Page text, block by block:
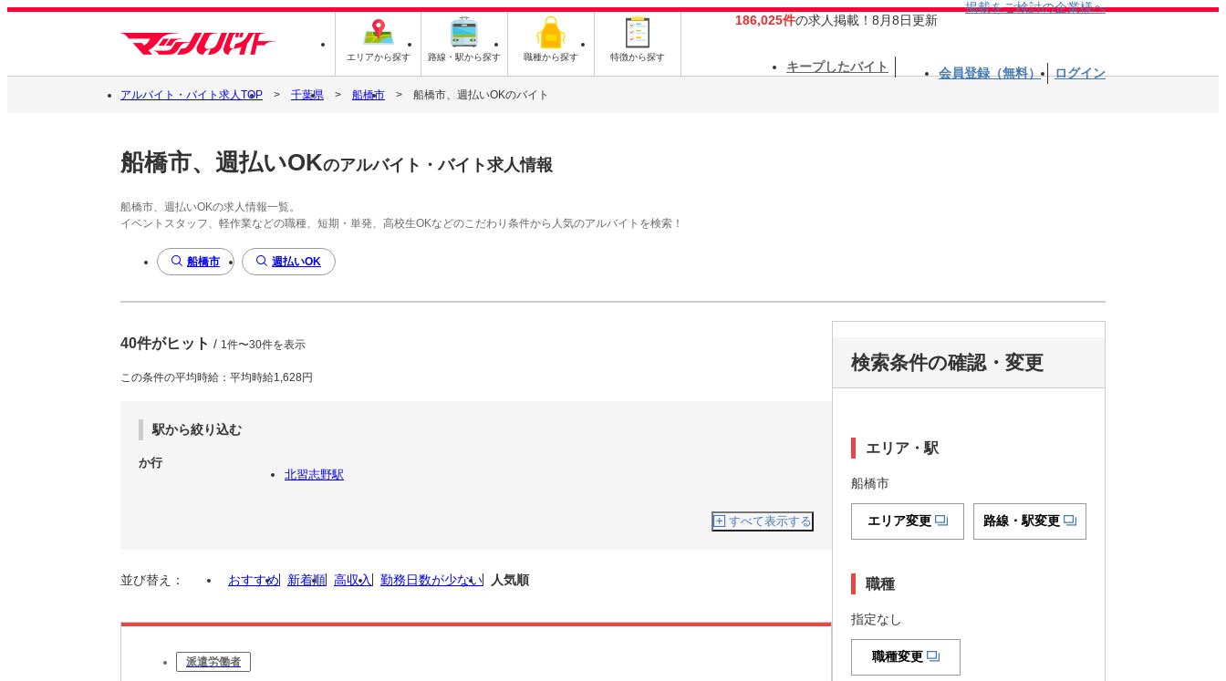
エリアから探す 路線・駅から探す 職種から探す 特徴から探す
186,025件の求人掲載！8月8日更新
掲載をご検討の企業様へ
キープしたバイト 会員登録（無料） ログイン
アルバイト・バイト求人TOP 千葉県 船橋市 船橋市、週払いOKのバイト
船橋市、週払いOKのアルバイト・バイト求人情報
船橋市、週払いOKの求人情報一覧。
イベントスタッフ、軽作業などの職種、短期・単発、高校生OKなどのこだわり条件から人気のアルバイトを検索！
船橋市 週払いOK
40件がヒット / 1件〜30件を表示
この条件の平均時給：平均時給1,628円
駅から絞り込む
か行
北習志野駅
すべて表示する
並び替え： おすすめ 新着順 高収入 勤務日数が少ない 人気順
派遣労働者
検索条件の確認・変更
エリア・駅
船橋市
エリア変更 路線・駅変更
職種
指定なし
職種変更